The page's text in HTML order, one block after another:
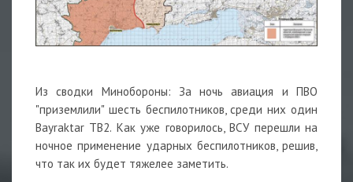
Из сводки Минобороны: За ночь авиация и ПВО
"приземлили" шесть беспилотников, среди них один
Bayraktar TB2. Как уже говорилось, ВСУ перешли на
ночное применение ударных беспилотников, решив,
что так их будет тяжелее заметить.